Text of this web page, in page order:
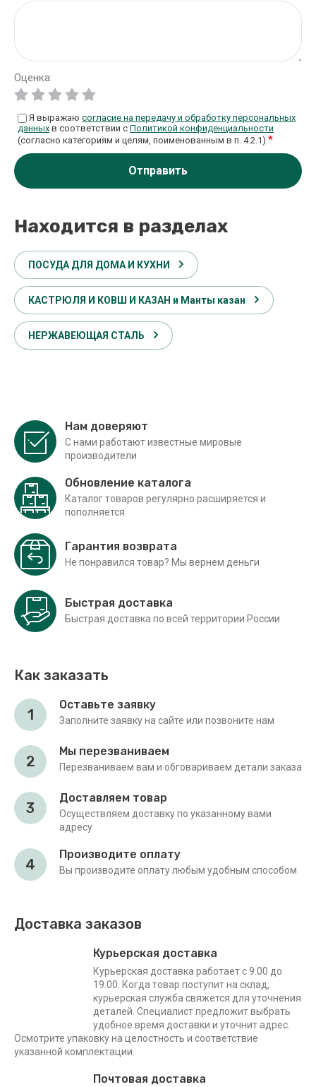
Оценка:
Я выражаю согласие на передачу и обработку персональных
данных в соответствии с Политикой конфиденциальности
(согласно категориям и целям, поименованным в п. 4.2.1) *
Отправить
Находится в разделах
ПОСУДА ДЛЯ ДОМА И КУХНИ
КАСТРЮЛЯ И КОВШ И КАЗАН и Манты казан
НЕРЖАВЕЮЩАЯ СТАЛЬ
Нам доверяют
С нами работают известные мировые
производители
Обновление каталога
Каталог товаров регулярно расширяется и
пополняется
Гарантия возврата
Не понравился товар? Мы вернем деньги
Быстрая доставка
Быстрая доставка по всей территории России
Как заказать
1
Оставьте заявку
Заполните заявку на сайте или позвоните нам
2
Мы перезваниваем
Перезваниваем вам и обговариваем детали заказа
3
Доставляем товар
Осуществляем доставку по указанному вами
адресу
4
Производите оплату
Вы производите оплату любым удобным способом
Доставка заказов
Курьерская доставка
Курьерская доставка работает с 9.00 до
19.00. Когда товар поступит на склад,
курьерская служба свяжется для уточнения
деталей. Специалист предложит выбрать
удобное время доставки и уточнит адрес.
Осмотрите упаковку на целостность и соответствие
указанной комплектации.
Почтовая доставка